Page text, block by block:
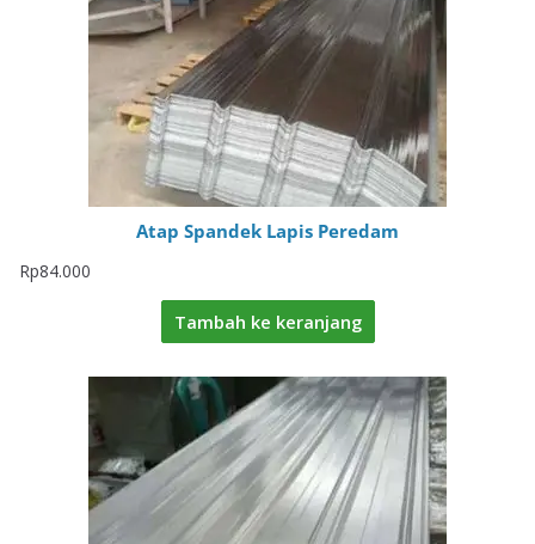
Atap Spandek Lapis Peredam
Rp84.000
Tambah ke keranjang